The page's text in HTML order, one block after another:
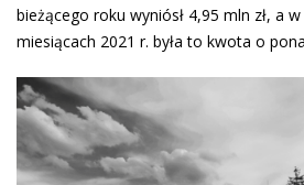
bieżącego roku wyniósł 4,95 mln zł, a
miesiącach 2021 r. była to kwota o